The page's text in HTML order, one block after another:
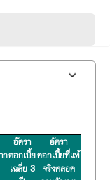
ก
อัตรา
ดอกเบี้ย
เฉลี่ย 3
อัตรา
ดอกเบี้ยที่แท้
จริงตลอด